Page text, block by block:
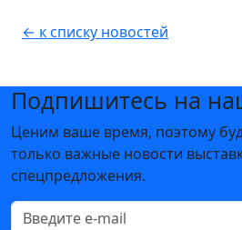
← к списку новостей
Подпишитесь на
Ценим ваше время, поэтому
только важные новости
спецпредложения.